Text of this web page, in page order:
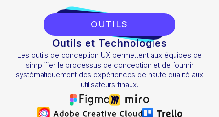
OUTILS
Outils et Technologies
Les outils de conception UX permettent aux équipes de
simplifier le processus de conception et de fournir
systématiquement des expériences de haute qualité aux
utilisateurs finaux.